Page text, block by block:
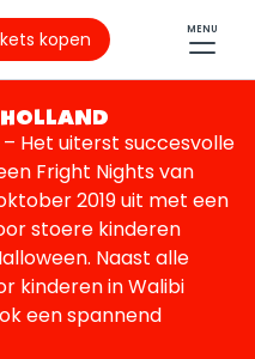
kopen MENU
– Het uiterst succesvolle
Fright Nights van
2019 uit met een
stoere kinderen
Naast alle
kinderen in Walibi
een spannend